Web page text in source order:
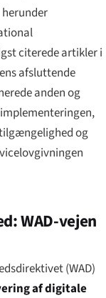
citerede artikler i
afsluttende
anden og
og
WAD-vejen
(WAD)
af digitale